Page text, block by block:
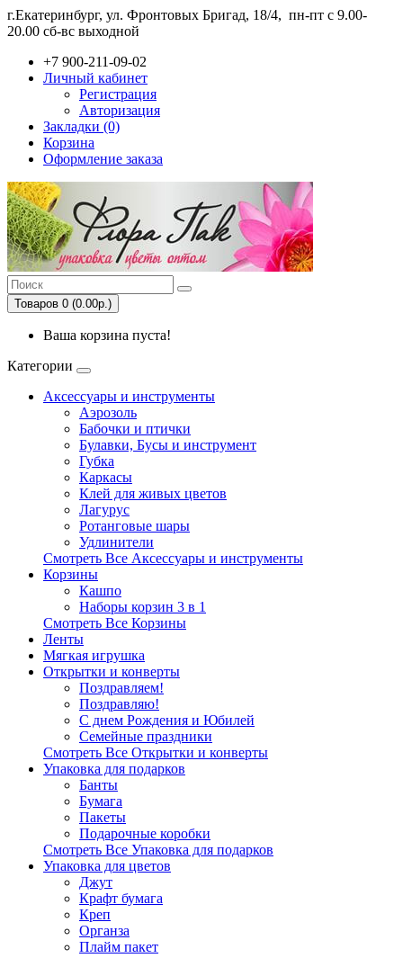
г.Екатеринбург, ул. Фронтовых Бригад, 18/4, пн-пт с 9.00-
20.00 сб-вс выходной
+7 900-211-09-02
Личный кабинет
Регистрация
Авторизация
Закладки (0)
Корзина
Оформление заказа
Товаров 0 (0.00р.)
Ваша корзина пуста!
Категории
Аксессуары и инструменты
Аэрозоль
Бабочки и птички
Булавки, Бусы и инструмент
Губка
Каркасы
Клей для живых цветов
Лагурус
Ротанговые шары
Удлинители
Смотреть Все Аксессуары и инструменты
Корзины
Кашпо
Наборы корзин 3 в 1
Смотреть Все Корзины
Ленты
Мягкая игрушка
Открытки и конверты
Поздравляем!
Поздравляю!
С днем Рождения и Юбилей
Семейные праздники
Смотреть Все Открытки и конверты
Упаковка для подарков
Банты
Бумага
Пакеты
Подарочные коробки
Смотреть Все Упаковка для подарков
Упаковка для цветов
Джут
Крафт бумага
Креп
Органза
Плайм пакет